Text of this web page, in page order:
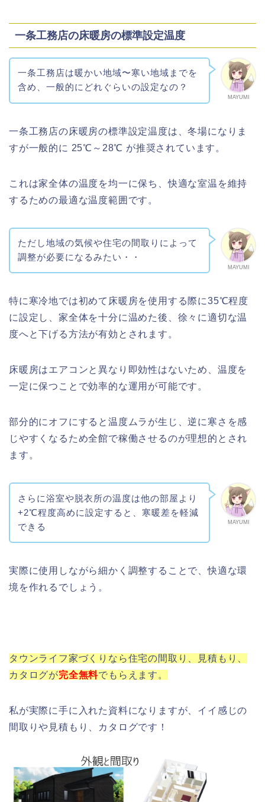
一条工務店の床暖房の標準設定温度
MAYUMI
一条工務店は暖かい地域〜寒い地域までを
含め、一般的にどれぐらいの設定なの？
一条工務店の床暖房の標準設定温度は、冬場になりま
すが一般的に 25℃～28℃ が推奨されています。
これは家全体の温度を均一に保ち、快適な室温を維持
するための最適な温度範囲です。
MAYUMI
ただし地域の気候や住宅の間取りによって
調整が必要になるみたい・・
特に寒冷地では初めて床暖房を使用する際に35℃程度
に設定し、家全体を十分に温めた後、徐々に適切な温
度へと下げる方法が有効とされます。
床暖房はエアコンと異なり即効性はないため、温度を
一定に保つことで効率的な運用が可能です。
部分的にオフにすると温度ムラが生じ、逆に寒さを感
じやすくなるため全館で稼働させるのが理想的とされ
ます。
MAYUMI
さらに浴室や脱衣所の温度は他の部屋より
+2℃程度高めに設定すると、寒暖差を軽減
できる
実際に使用しながら細かく調整することで、快適な環
境を作れるでしょう。
タウンライフ家づくりなら住宅の間取り、見積もり、
カタログが完全無料でもらえます。
私が実際に手に入れた資料になりますが、イイ感じの
間取りや見積もり、カタログです！